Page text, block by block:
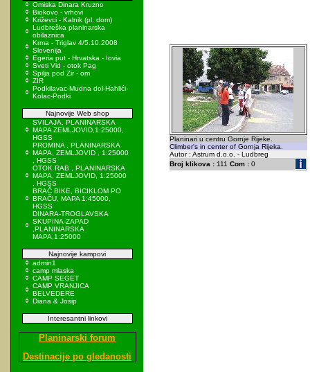
Omiska Dinara Kruzno
Biokovo - vrhovi
Križevci - Kalnik (pl. dom)
Ludbreška planinarska
obilaznica
Krma - Triglav 4/5.10.2008
Slovenija
Egeria put - Hrvatska - Iovia
Sveti Vid - otok Pag
Spilja pod Zir - om
ZIR
Podkilavac-Mudna dol-Hahlići-
Kolac-Podki
Najnovije Web shop
SVILAJA, PLANINARSKA
MAPA ZEMLJOVID,1:25000,
HGSS
PROMINA , PLANINARSKA
MAPA, ZEMLJOVID , 1:25000
, HGSS
OTOK RAB , PLANINARSKA
MAPA, ZEMLJOVID, 1:25000
, HGSS
BRAČ BIKE, BICIKLOM PO
BRAČU, MAPA 1:45000,
HGSS
DINARA-TROGLAVSKA
SKUPINA-ZAPAD
,PLANINARSKA
MAPA,1:25000
Najnovije kampovi
admin1
camp mlaska
CAMP SEGET
CAMP VRANJICA
BELVEDERE
Diana & Josip
Interesantni linkovi
Planinarski forum
Destinacije po gledanosti
Planinari u centru Gornje Rijeke.
Climber's in center of Gornja Rijeka.
Autor : Astrum d.o.o. - Ludbreg
Broj klikova :111 Com :0